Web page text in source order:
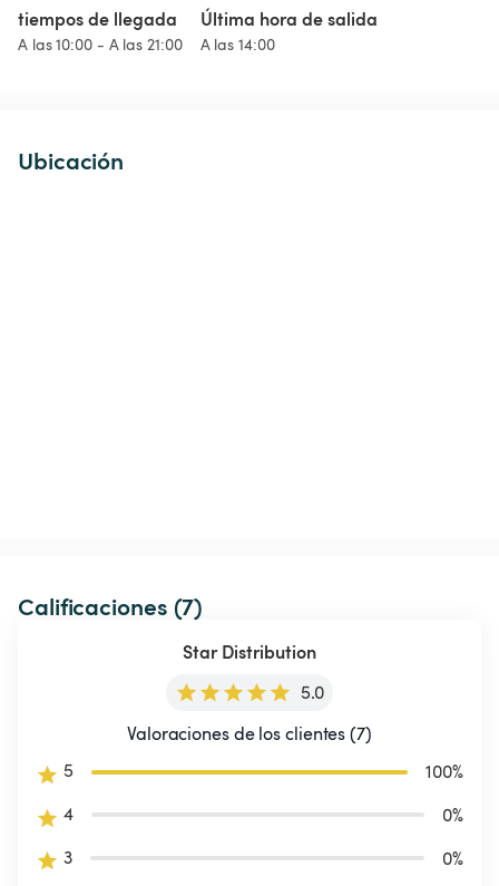
tiempos de llegada
A las 10:00 - A las 21:00
Última hora de salida
A las 14:00
Ubicación
Calificaciones (7)
Star Distribution
5.0
Valoraciones de los clientes (7)
5
100%
4
0%
3
0%